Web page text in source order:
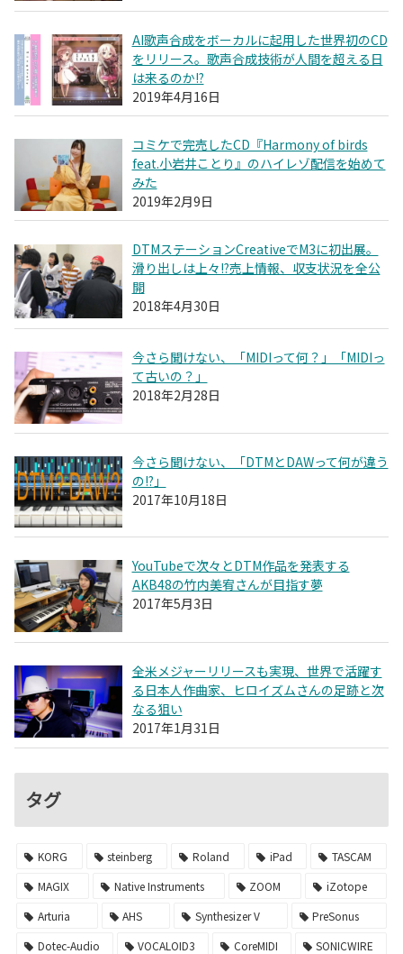
AI歌声合成をボーカルに起用した世界初のCD
をリリース。歌声合成技術が人間を超える日
は来るのか!?
2019年4月16日
コミケで完売したCD『Harmony of birds
feat.小岩井ことり』のハイレゾ配信を始めて
みた
2019年2月9日
DTMステーションCreativeでM3に初出展。
滑り出しは上々!?売上情報、収支状況を全公
開
2018年4月30日
今さら聞けない、「MIDIって何？」「MIDIっ
て古いの？」
2018年2月28日
今さら聞けない、「DTMとDAWって何が違う
の!?」
2017年10月18日
YouTubeで次々とDTM作品を発表する
AKB48の竹内美宥さんが目指す夢
2017年5月3日
全米メジャーリリースも実現、世界で活躍す
る日本人作曲家、ヒロイズムさんの足跡と次
なる狙い
2017年1月31日
タグ
KORG steinberg Roland iPad
TASCAM
MAGIX
Native Instruments ZOOM
iZotope
Arturia
AHS Synthesizer V
PreSonus
Dotec-Audio
VOCALOID3 CoreMIDI
SONICWIRE